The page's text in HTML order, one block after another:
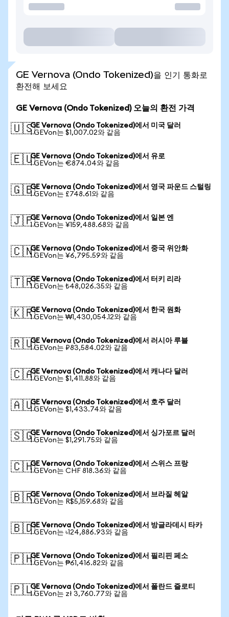
GE Vernova (Ondo Tokenized)을 인기 통화로
환전해 보세요
GE Vernova (Ondo Tokenized) 오늘의 환전 가격
🇺🇸GE Vernova (Ondo Tokenized)에서 미국 달러
1 GEVon는 $1,007.02와 같음
🇪🇺GE Vernova (Ondo Tokenized)에서 유로
1 GEVon는 €874.04와 같음
🇬🇧GE Vernova (Ondo Tokenized)에서 영국 파운드 스털링
1 GEVon는 £748.61와 같음
🇯🇵GE Vernova (Ondo Tokenized)에서 일본 엔
1 GEVon는 ¥159,488.68와 같음
🇨🇳GE Vernova (Ondo Tokenized)에서 중국 위안화
1 GEVon는 ¥6,795.59와 같음
🇹🇷GE Vernova (Ondo Tokenized)에서 터키 리라
1 GEVon는 ₺48,026.35와 같음
🇰🇷GE Vernova (Ondo Tokenized)에서 한국 원화
1 GEVon는 ₩1,430,054.12와 같음
🇷🇺GE Vernova (Ondo Tokenized)에서 러시아 루블
1 GEVon는 ₽83,584.02와 같음
🇨🇦GE Vernova (Ondo Tokenized)에서 캐나다 달러
1 GEVon는 $1,411.88와 같음
🇦🇺GE Vernova (Ondo Tokenized)에서 호주 달러
1 GEVon는 $1,433.74와 같음
🇸🇬GE Vernova (Ondo Tokenized)에서 싱가포르 달러
1 GEVon는 $1,291.75와 같음
🇨🇭GE Vernova (Ondo Tokenized)에서 스위스 프랑
1 GEVon는 CHF 818.36와 같음
🇧🇷GE Vernova (Ondo Tokenized)에서 브라질 헤알
1 GEVon는 R$5,159.68와 같음
🇧🇩GE Vernova (Ondo Tokenized)에서 방글라데시 타카
1 GEVon는 ৳124,886.93와 같음
🇵🇭GE Vernova (Ondo Tokenized)에서 필리핀 페소
1 GEVon는 ₱61,416.82와 같음
🇵🇱GE Vernova (Ondo Tokenized)에서 폴란드 즐로티
1 GEVon는 zł 3,760.77와 같음